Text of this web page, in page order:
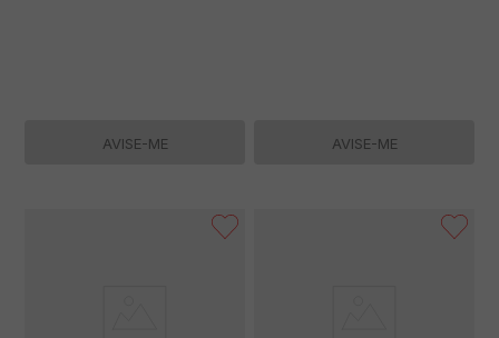
AVISE-ME AVISE-ME